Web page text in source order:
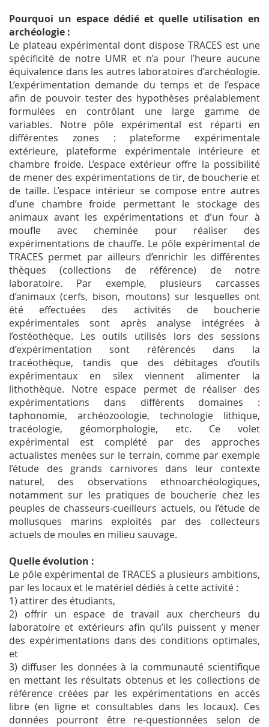
Pourquoi un espace dédié et quelle utilisation en
archéologie :
Le plateau expérimental dont dispose TRACES est une
spécificité de notre UMR et n’a pour l’heure aucune
équivalence dans les autres laboratoires d’archéologie.
L’expérimentation demande du temps et de l’espace
afin de pouvoir tester des hypothèses préalablement
formulées en contrôlant une large gamme de
variables. Notre pôle expérimental est réparti en
différentes zones : plateforme expérimentale
extérieure, plateforme expérimentale intérieure et
chambre froide. L’espace extérieur offre la possibilité
de mener des expérimentations de tir, de boucherie et
de taille. L’espace intérieur se compose entre autres
d’une chambre froide permettant le stockage des
animaux avant les expérimentations et d’un four à
moufle avec cheminée pour réaliser des
expérimentations de chauffe. Le pôle expérimental de
TRACES permet par ailleurs d’enrichir les différentes
thèques (collections de référence) de notre
laboratoire. Par exemple, plusieurs carcasses
d’animaux (cerfs, bison, moutons) sur lesquelles ont
été effectuées des activités de boucherie
expérimentales sont après analyse intégrées à
l’ostéothèque. Les outils utilisés lors des sessions
d’expérimentation sont référencés dans la
tracéothèque, tandis que des débitages d’outils
expérimentaux en silex viennent alimenter la
lithothèque. Notre espace permet de réaliser des
expérimentations dans différents domaines :
taphonomie, archéozoologie, technologie lithique,
tracéologie, géomorphologie, etc. Ce volet
expérimental est complété par des approches
actualistes menées sur le terrain, comme par exemple
l’étude des grands carnivores dans leur contexte
naturel, des observations ethnoarchéologiques,
notamment sur les pratiques de boucherie chez les
peuples de chasseurs-cueilleurs actuels, ou l’étude de
mollusques marins exploités par des collecteurs
actuels de moules en milieu sauvage.
Quelle évolution :
Le pôle expérimental de TRACES a plusieurs ambitions,
par les locaux et le matériel dédiés à cette activité :
1) attirer des étudiants,
2) offrir un espace de travail aux chercheurs du
laboratoire et extérieurs afin qu’ils puissent y mener
des expérimentations dans des conditions optimales,
et
3) diffuser les données à la communauté scientifique
en mettant les résultats obtenus et les collections de
référence créées par les expérimentations en accès
libre (en ligne et consultables dans les locaux). Ces
données pourront être re-questionnées selon de